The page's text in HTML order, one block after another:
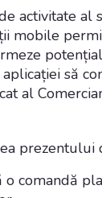
activitate al
mobile
să
al
prezentului
o comandă